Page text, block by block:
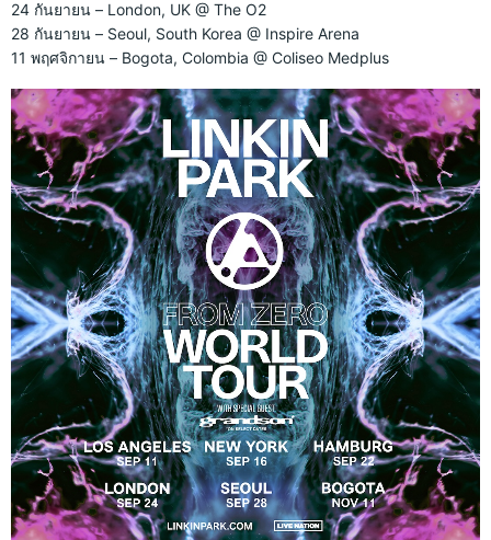
24 กันยายน – London, UK @ The O2
28 กันยายน – Seoul, South Korea @ Inspire Arena
11 พฤศจิกายน – Bogota, Colombia @ Coliseo Medplus